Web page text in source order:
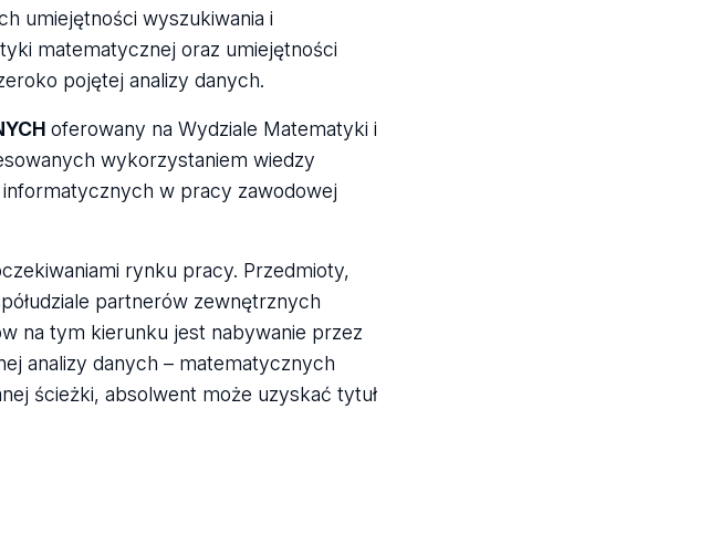
umiejętności wyszukiwania i
matematycznej oraz umiejętności
pojętej analizy danych.
oferowany na Wydziale Matematyki i
wykorzystaniem wiedzy
w pracy zawodowej
rynku pracy. Przedmioty,
partnerów zewnętrznych
na tym kierunku jest nabywanie przez
analizy danych – matematycznych
ścieżki, absolwent może uzyskać tytuł